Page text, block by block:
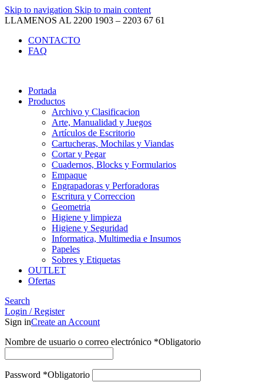
Skip to navigation Skip to main content
LLAMENOS AL 2200 1903 – 2203 67 61
CONTACTO
FAQ
Portada
Productos
Archivo y Clasificacion
Arte, Manualidad y Juegos
Artículos de Escritorio
Cartucheras, Mochilas y Viandas
Cortar y Pegar
Cuadernos, Blocks y Formularios
Empaque
Engrapadoras y Perforadoras
Escritura y Correccion
Geometria
Higiene y limpieza
Higiene y Seguridad
Informatica, Multimedia e Insumos
Papeles
Sobres y Etiquetas
OUTLET
Ofertas
Search
Login / Register
Sign inCreate an Account
Nombre de usuario o correo electrónico *Obligatorio
Password *Obligatorio